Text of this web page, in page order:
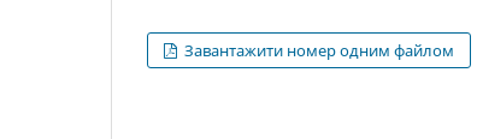
Завантажити номер одним файлом